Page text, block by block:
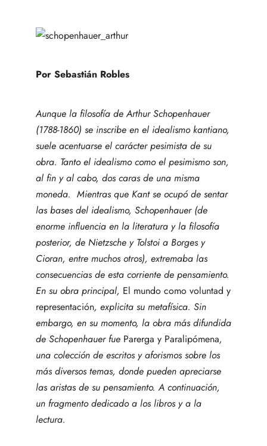
Por Sebastián Robles
Aunque la filosofía de Arthur Schopenhauer
(1788-1860) se inscribe en el idealismo kantiano,
suele acentuarse el carácter pesimista de su
obra. Tanto el idealismo como el pesimismo son,
al fin y al cabo, dos caras de una misma
moneda. Mientras que Kant se ocupó de sentar
las bases del idealismo, Schopenhauer (de
enorme influencia en la literatura y la filosofía
posterior, de Nietzsche y Tolstoi a Borges y
Cioran, entre muchos otros), extremaba las
consecuencias de esta corriente de pensamiento.
En su obra principal, El mundo como voluntad y
representación, explicita su metafísica. Sin
embargo, en su momento, la obra más difundida
de Schopenhauer fue Parerga y Paralipómena,
una colección de escritos y aforismos sobre los
más diversos temas, donde pueden apreciarse
las aristas de su pensamiento. A continuación,
un fragmento dedicado a los libros y a la
lectura.